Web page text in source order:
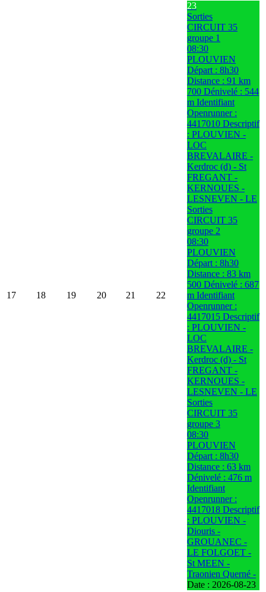
17 18 19 20 21 22
23
Sorties
CIRCUIT 35
groupe 1
08:30
PLOUVIEN
Départ : 8h30
Distance : 91 km
700 Dénivelé : 544
m Identifiant
Openrunner :
4417010 Descriptif
: PLOUVIEN -
LOC
BREVALAIRE -
Kerdroc (d) - St
FREGANT -
KERNOUES -
LESNEVEN - LE
Sorties
CIRCUIT 35
groupe 2
08:30
PLOUVIEN
Départ : 8h30
Distance : 83 km
500 Dénivelé : 687
m Identifiant
Openrunner :
4417015 Descriptif
: PLOUVIEN -
LOC
BREVALAIRE -
Kerdroc (d) - St
FREGANT -
KERNOUES -
LESNEVEN - LE
Sorties
CIRCUIT 35
groupe 3
08:30
PLOUVIEN
Départ : 8h30
Distance : 63 km
Dénivelé : 476 m
Identifiant
Openrunner :
4417018 Descriptif
: PLOUVIEN -
Diouris -
GROUANEC -
LE FOLGOET -
St MEEN -
Traonien Querné -
Date : 2026-08-23